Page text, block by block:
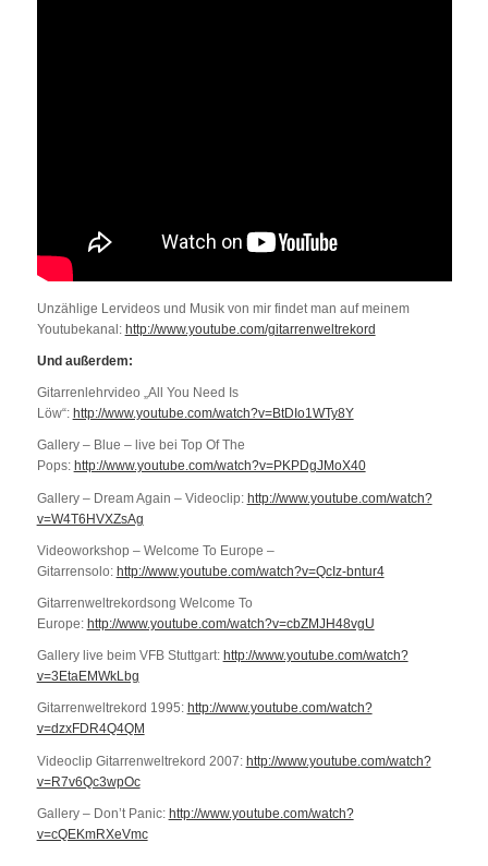
Unzählige Lervideos und Musik von mir findet man auf meinem
Youtubekanal: http://www.youtube.com/gitarrenweltrekord
Und außerdem:
Gitarrenlehrvideo „All You Need Is
Löw“: http://www.youtube.com/watch?v=BtDIo1WTy8Y
Gallery – Blue – live bei Top Of The
Pops: http://www.youtube.com/watch?v=PKPDgJMoX40
Gallery – Dream Again – Videoclip: http://www.youtube.com/watch?
v=W4T6HVXZsAg
Videoworkshop – Welcome To Europe –
Gitarrensolo: http://www.youtube.com/watch?v=QcIz-bntur4
Gitarrenweltrekordsong Welcome To
Europe: http://www.youtube.com/watch?v=cbZMJH48vgU
Gallery live beim VFB Stuttgart: http://www.youtube.com/watch?
v=3EtaEMWkLbg
Gitarrenweltrekord 1995: http://www.youtube.com/watch?
v=dzxFDR4Q4QM
Videoclip Gitarrenweltrekord 2007: http://www.youtube.com/watch?
v=R7v6Qc3wpOc
Gallery – Don’t Panic: http://www.youtube.com/watch?
v=cQEKmRXeVmc